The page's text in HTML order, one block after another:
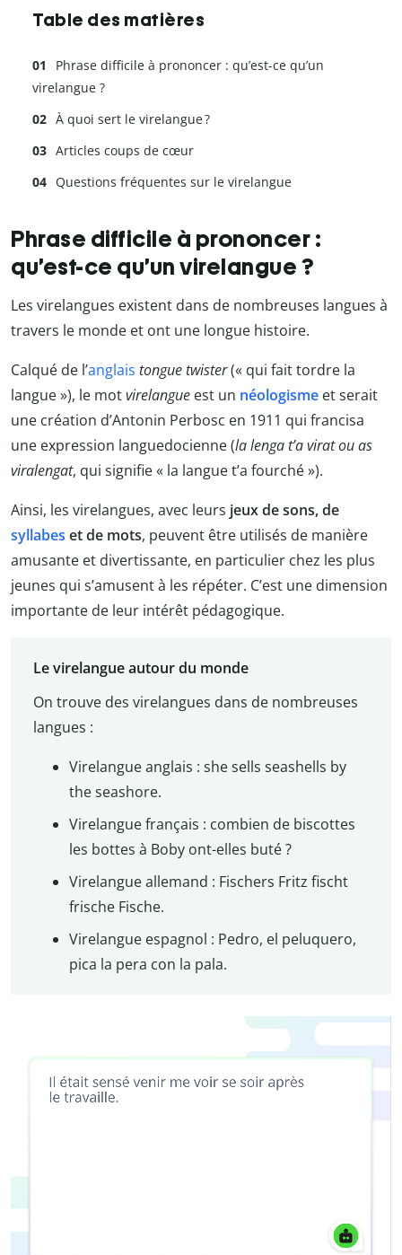
Table des matières
Phrase difficile à prononcer : qu’est-ce qu’un
virelangue ?
À quoi sert le virelangue ?
Articles coups de cœur
Questions fréquentes sur le virelangue
Phrase difficile à prononcer :
qu’est-ce qu’un virelangue ?
Les virelangues existent dans de nombreuses langues à
travers le monde et ont une longue histoire.
Calqué de l’anglais tongue twister(« qui fait tordre la
langue »), le motvirelangue est un néologisme et serait
une création d’Antonin Perbosc en 1911 qui francisa
une expression languedocienne (la lenga t’a virat ou as
viralengat, qui signifie « la langue t’a fourché »).
Ainsi, les virelangues, avec leurs jeux de sons, de
syllabes et de mots, peuvent être utilisés de manière
amusante et divertissante, en particulier chez les plus
jeunes qui s’amusent à les répéter. C’est une dimension
importante de leur intérêt pédagogique.
Le virelangue autour du monde
On trouve des virelangues dans de nombreuses
langues :
Virelangue anglais : she sells seashells by
the seashore.
Virelangue français : combien de biscottes
les bottes à Boby ont-elles buté ?
Virelangue allemand : Fischers Fritz fischt
frische Fische.
Virelangue espagnol : Pedro, el peluquero,
pica la pera con la pala.